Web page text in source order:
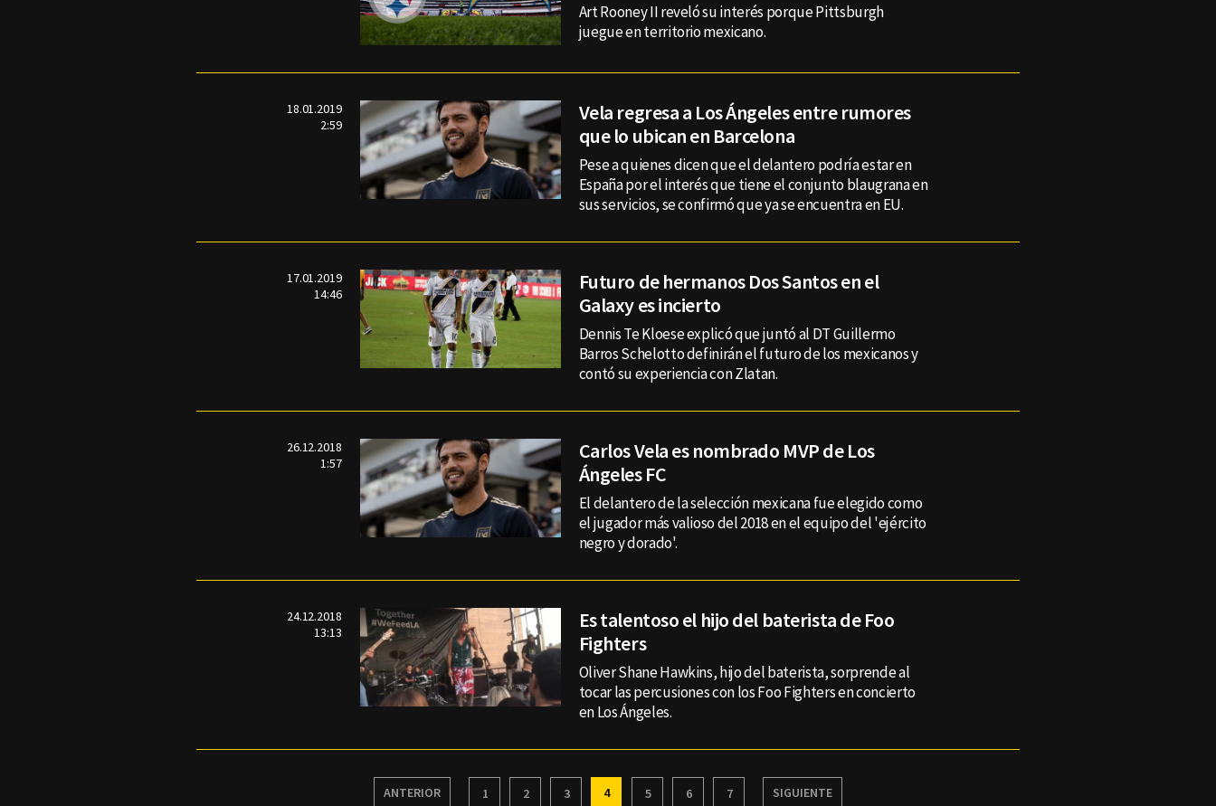
Art Rooney II reveló su interés porque Pittsburgh
juegue en territorio mexicano.
18.01.2019
2:59
Vela regresa a Los Ángeles entre rumores
que lo ubican en Barcelona
Pese a quienes dicen que el delantero podría estar en
España por el interés que tiene el conjunto blaugrana en
sus servicios, se confirmó que ya se encuentra en EU.
17.01.2019
14:46
Futuro de hermanos Dos Santos en el
Galaxy es incierto
Dennis Te Kloese explicó que juntó al DT Guillermo
Barros Schelotto definirán el futuro de los mexicanos y
contó su experiencia con Zlatan.
26.12.2018
1:57
Carlos Vela es nombrado MVP de Los
Ángeles FC
El delantero de la selección mexicana fue elegido como
el jugador más valioso del 2018 en el equipo del 'ejército
negro y dorado'.
24.12.2018
13:13
Es talentoso el hijo del baterista de Foo
Fighters
Oliver Shane Hawkins, hijo del baterista, sorprende al
tocar las percusiones con los Foo Fighters en concierto
en Los Ángeles.
ANTERIOR 1 2 3 4 5 6 7 SIGUIENTE